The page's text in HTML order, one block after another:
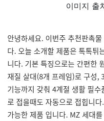
이미지 출
안녕하세요. 이번주 추천판촉
다. 오늘 소개할 제품은 톡톡튀
니다. 기본 특징으로는 간편한
재질 살대(8개 프레임)로 구성,
기능까지 갖춰 4계절 생활 필
로 접을때도 자동으로 접힙니
가능한 제품 입니다. MZ 세대